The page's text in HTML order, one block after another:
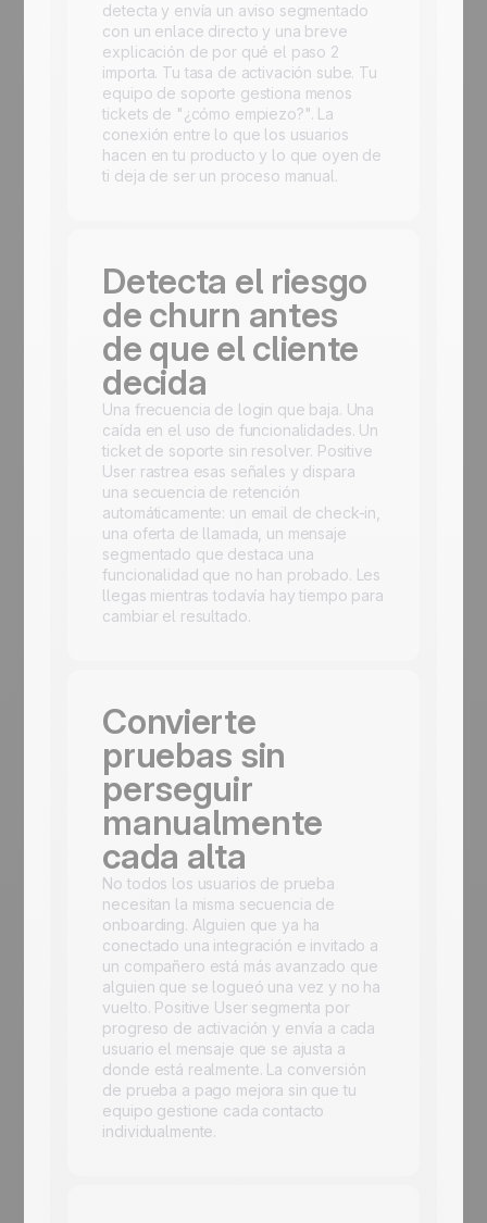
detecta y envía un aviso segmentado
con un enlace directo y una breve
explicación de por qué el paso 2
importa. Tu tasa de activación sube. Tu
equipo de soporte gestiona menos
tickets de "¿cómo empiezo?". La
conexión entre lo que los usuarios
hacen en tu producto y lo que oyen de
ti deja de ser un proceso manual.
Detecta el riesgo
de churn antes
de que el cliente
decida
Una frecuencia de login que baja. Una
caída en el uso de funcionalidades. Un
ticket de soporte sin resolver. Positive
User rastrea esas señales y dispara
una secuencia de retención
automáticamente: un email de check-in,
una oferta de llamada, un mensaje
segmentado que destaca una
funcionalidad que no han probado. Les
llegas mientras todavía hay tiempo para
cambiar el resultado.
Convierte
pruebas sin
perseguir
manualmente
cada alta
No todos los usuarios de prueba
necesitan la misma secuencia de
onboarding. Alguien que ya ha
conectado una integración e invitado a
un compañero está más avanzado que
alguien que se logueó una vez y no ha
vuelto. Positive User segmenta por
progreso de activación y envía a cada
usuario el mensaje que se ajusta a
donde está realmente. La conversión
de prueba a pago mejora sin que tu
equipo gestione cada contacto
individualmente.